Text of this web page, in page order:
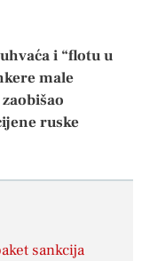
i “flotu u
male
ruske
sankcija